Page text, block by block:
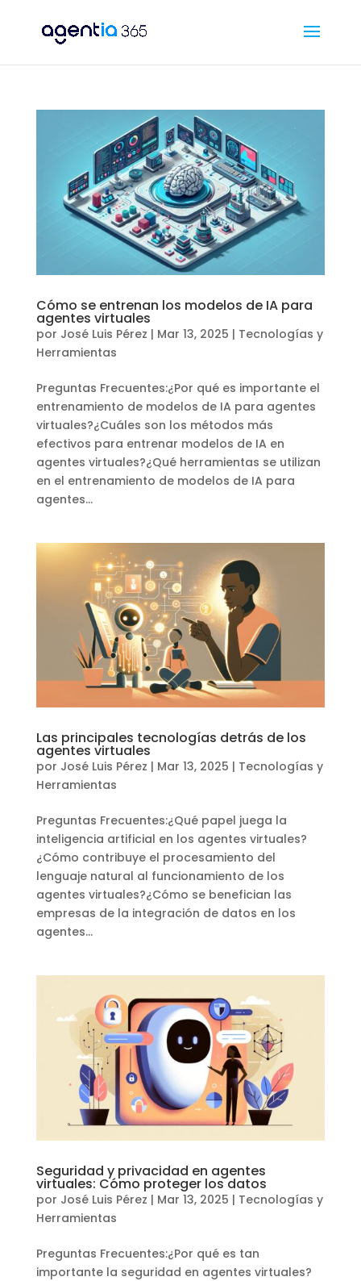
Cómo se entrenan los modelos de IA para
agentes virtuales
por José Luis Pérez | Mar 13, 2025 | Tecnologías y
Herramientas
Preguntas Frecuentes:¿Por qué es importante el
entrenamiento de modelos de IA para agentes
virtuales?¿Cuáles son los métodos más
efectivos para entrenar modelos de IA en
agentes virtuales?¿Qué herramientas se utilizan
en el entrenamiento de modelos de IA para
agentes...
Las principales tecnologías detrás de los
agentes virtuales
por José Luis Pérez | Mar 13, 2025 | Tecnologías y
Herramientas
Preguntas Frecuentes:¿Qué papel juega la
inteligencia artificial en los agentes virtuales?
¿Cómo contribuye el procesamiento del
lenguaje natural al funcionamiento de los
agentes virtuales?¿Cómo se benefician las
empresas de la integración de datos en los
agentes...
Seguridad y privacidad en agentes
virtuales: Cómo proteger los datos
por José Luis Pérez | Mar 13, 2025 | Tecnologías y
Herramientas
Preguntas Frecuentes:¿Por qué es tan
importante la seguridad en agentes virtuales?